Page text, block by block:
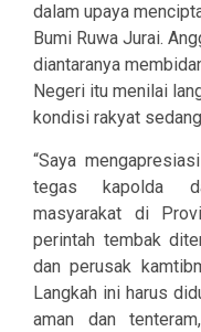
dalam upaya
Bumi Ruwa Jurai.
diantaranya
Negeri itu menilai
kondisi rakyat
“Saya
tegas kapolda
masyarakat di
perintah tembak
dan perusak
Langkah ini harus
aman dan